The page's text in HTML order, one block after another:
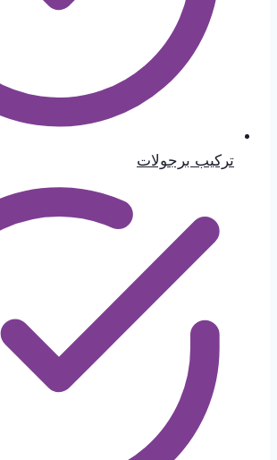
تركيب برجولات